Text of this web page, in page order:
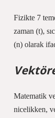
Fizikte 7
zaman (t),
(n) olarak
Matematik
nicelikken,